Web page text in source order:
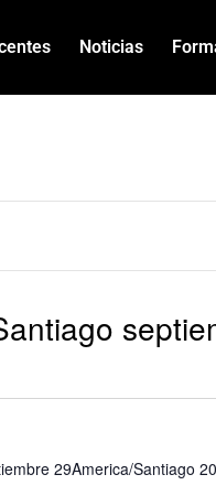
Noticias
29America/Santiago